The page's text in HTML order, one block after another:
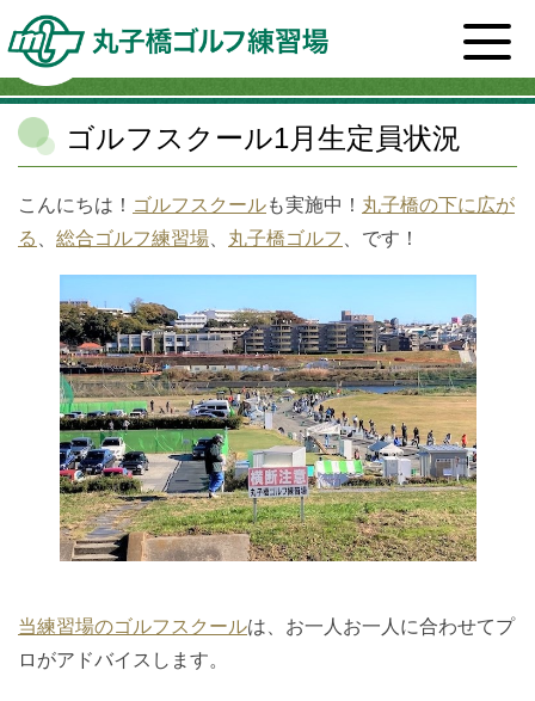
ホーム>スタッフブログ一覧>スクール
ゴルフスク
ール1月生定員状況
ゴルフスクール1月生定員状況
こんにちは！ ゴルフスクールも実施中！ 丸子橋の下に広が
る
総合ゴルフ練習場 丸子橋ゴルフ 、です！
当練習場のゴルフスクールは、お一人お一人に合わせてプ
ロがアドバイスします。